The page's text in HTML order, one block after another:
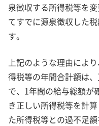
泉徴収する所得税等を
てすでに源泉徴収した
す。
上記のような理由によ
得税等の年間合計額は
で、1年間の給与総額が
き正しい所得税等を計
た所得税等との過不足